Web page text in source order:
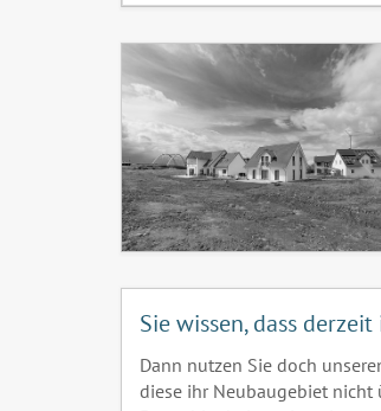
Sie wissen, dass
Dann nutzen Sie doch
diese ihr Neubaugebiet nicht